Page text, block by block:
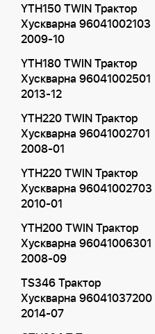
YTH150 TWIN Трактор
Хускварна 96041002103
2009-10
YTH180 TWIN Трактор
Хускварна 96041002501
2013-12
YTH220 TWIN Трактор
Хускварна 96041002701
2008-01
YTH220 TWIN Трактор
Хускварна 96041002703
2010-01
YTH200 TWIN Трактор
Хускварна 96041006301
2008-09
TS346 Трактор
Хускварна 96041037200
2014-07